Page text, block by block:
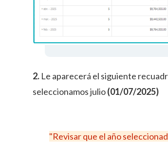
2. Le aparecerá el siguiente
seleccionamos julio(01/07/2025)
"Revisar que el año